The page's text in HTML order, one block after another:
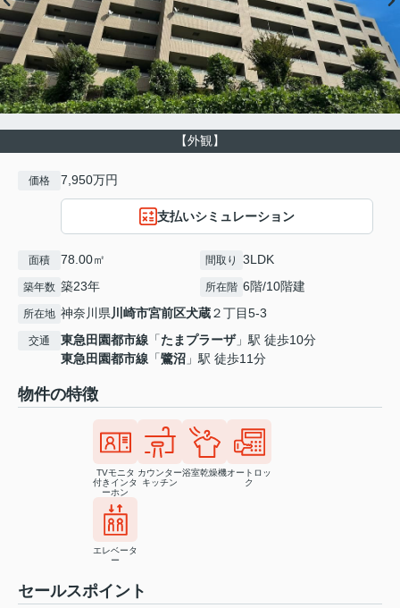
【外観】
価格 7,950万円
支払いシミュレーション
面積 78.00㎡ 間取り 3LDK
築年数 築23年 所在階 6階/10階建
所在地 神奈川県川崎市宮前区犬蔵２丁目5-3
交通 東急田園都市線 「たまプラーザ」駅 徒歩10分
東急田園都市線 「鷺沼 」駅 徒歩11分
物件の特徴
TVモニタ
付きインタ
ーホン
カウンター
キッチン
浴室乾燥機オートロッ
ク
エレベータ
ー
セールスポイント